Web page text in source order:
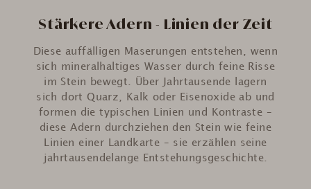
Stärkere Adern - Linien der Zeit
Diese auffälligen Maserungen entstehen, wenn
sich mineralhaltiges Wasser durch feine Risse
im Stein bewegt. Über Jahrtausende lagern
sich dort Quarz, Kalk oder Eisenoxide ab und
formen die typischen Linien und Kontraste –
diese Adern durchziehen den Stein wie feine
Linien einer Landkarte – sie erzählen seine
jahrtausendelange Entstehungsgeschichte.